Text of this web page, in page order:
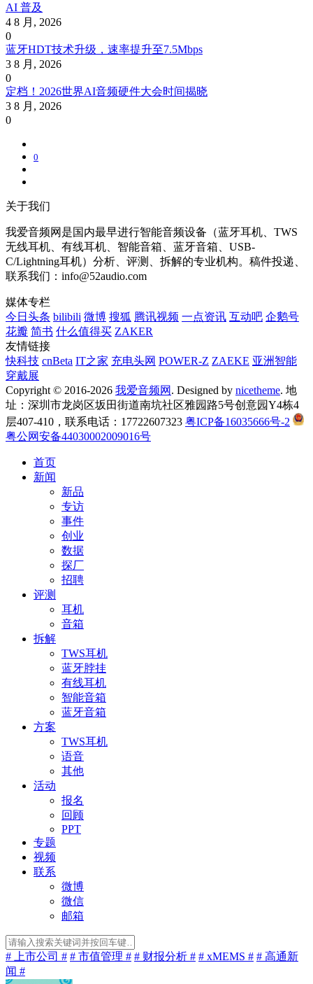
AI 普及
4 8 月, 2026
0
蓝牙HDT技术升级，速率提升至7.5Mbps
3 8 月, 2026
0
定档！2026世界AI音频硬件大会时间揭晓
3 8 月, 2026
0
0
关于我们
我爱音频网是国内最早进行智能音频设备（蓝牙耳机、TWS
无线耳机、有线耳机、智能音箱、蓝牙音箱、USB-
C/Lightning耳机）分析、评测、拆解的专业机构。稿件投递、
联系我们：info@52audio.com
媒体专栏
今日头条 bilibili 微博 搜狐 腾讯视频 一点资讯 互动吧 企鹅号
花瓣 简书 什么值得买 ZAKER
友情链接
快科技 cnBeta IT之家 充电头网 POWER-Z ZAEKE 亚洲智能
穿戴展
Copyright © 2016-2026 我爱音频网 . Designed by nicetheme. 地
址：深圳市龙岗区坂田街道南坑社区雅园路5号创意园Y4栋4
层407-410，联系电话：17722607323 粤ICP备16035666号-2
粤公网安备44030002009016号
首页
新闻
新品
专访
事件
创业
数据
探厂
招聘
评测
耳机
音箱
拆解
TWS耳机
蓝牙脖挂
有线耳机
智能音箱
蓝牙音箱
方案
TWS耳机
语音
其他
活动
报名
回顾
PPT
专题
视频
联系
微博
微信
邮箱
# 上市公司 # # 市值管理 # # 财报分析 # # xMEMS # # 高通新
闻 #